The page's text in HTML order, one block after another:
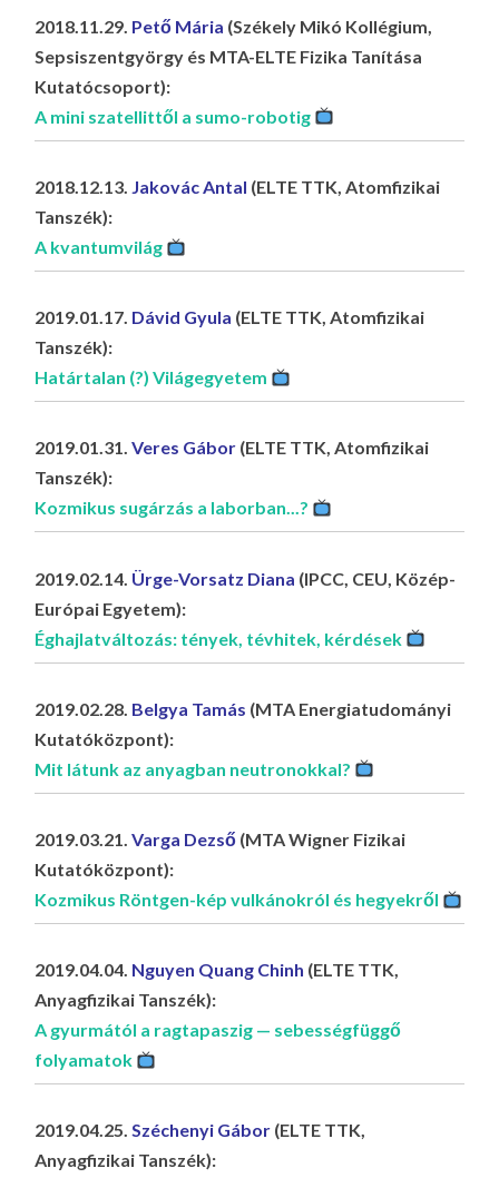
2018.11.29. Pető Mária (Székely Mikó Kollégium,
Sepsiszentgyörgy és MTA-ELTE Fizika Tanítása
Kutatócsoport):
A mini szatellittől a sumo-robotig
2018.12.13. Jakovác Antal (ELTE TTK, Atomfizikai
Tanszék):
A kvantumvilág
2019.01.17. Dávid Gyula (ELTE TTK, Atomfizikai
Tanszék):
Határtalan (?) Világegyetem
2019.01.31.Veres Gábor (ELTE TTK, Atomfizikai
Tanszék):
Kozmikus sugárzás a laborban...?
2019.02.14. Ürge-Vorsatz Diana (IPCC, CEU, Közép-
Európai Egyetem):
Éghajlatváltozás: tények, tévhitek, kérdések
2019.02.28. Belgya Tamás (MTA Energiatudományi
Kutatóközpont):
Mit látunk az anyagban neutronokkal?
2019.03.21.Varga Dezső (MTA Wigner Fizikai
Kutatóközpont):
Kozmikus Röntgen-kép vulkánokról és hegyekről
2019.04.04. Nguyen Quang Chinh (ELTE TTK,
Anyagfizikai Tanszék):
A gyurmától a ragtapaszig — sebességfüggő
folyamatok
2019.04.25.Széchenyi Gábor (ELTE TTK,
Anyagfizikai Tanszék):